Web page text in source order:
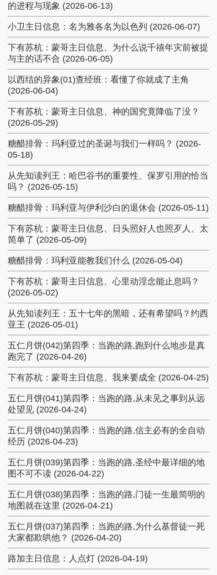
的进程与现象 (2026-06-13)
小卫主日信息：名为雅各名为以色列 (2026-06-07)
下有苏杭：蒙哥主日信息、为什么说千禧年灾前被提
与主的话不合 (2026-06-05)
以西结的异象(01)查经班：看懂了你就成了主角
(2026-06-04)
下有苏杭：蒙哥主日信息、神的国究竟降临了没？
(2026-05-29)
糖醋排骨：玛利亚过的圣诞与我们一样吗？ (2026-
05-18)
从先知读列王：哈巴谷书的重要性、保罗引用的恰当
吗？ (2026-05-15)
糖醋排骨：玛利亚与伊利沙白的退休会 (2026-05-11)
下有苏杭：蒙哥主日信息、日头照好人也照歹人、太
简单了 (2026-05-09)
糖醋排骨：玛利亚能教我们什么 (2026-05-04)
下有苏杭：蒙哥主日信息、心里动淫念能止息吗？
(2026-05-02)
从先知读列王：五十七年的黑暗，还有希望吗？约西
亚王 (2026-05-01)
五仁月饼(042)第四季：当跑的路,跑到什么地步是真
跑完了 (2026-04-26)
下有苏杭：蒙哥主日信息、我来要成全 (2026-04-25)
五仁月饼(041)第四季：当跑的路,从未见之事到从远
处望见 (2026-04-24)
五仁月饼(040)第四季：当跑的路,信主必有的全自动
经历 (2026-04-23)
五仁月饼(039)第四季：当跑的路,圣经中最详细的地
图不可不读 (2026-04-22)
五仁月饼(038)第四季：当跑的路,门徒一生最简明的
地图就在这里 (2026-04-21)
五仁月饼(037)第四季：当跑的路,为什么基督徒一死
大家都欺哄他？ (2026-04-20)
路加主日信息：人点灯 (2026-04-19)